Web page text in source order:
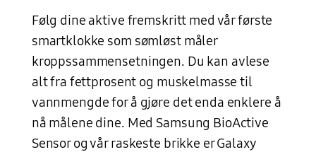
Følg dine aktive fremskritt med vår første
smartklokke som sømløst måler
kroppssammensetningen. Du kan avlese
alt fra fettprosent og muskelmasse til
vannmengde for å gjøre det enda enklere å
nå målene dine. Med Samsung BioActive
Sensor og vår raskeste brikke er Galaxy